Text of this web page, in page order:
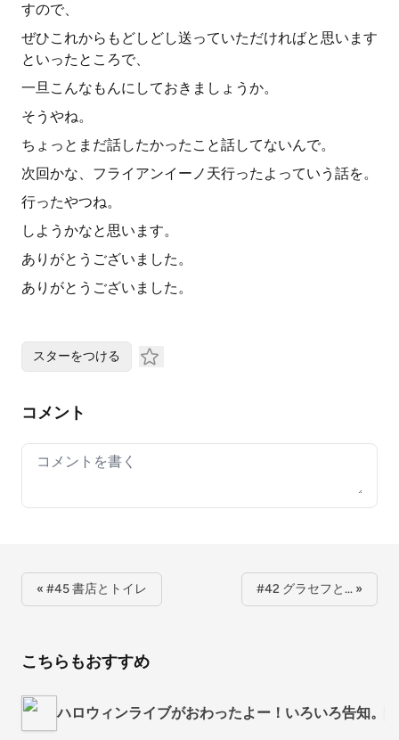
すので、
ぜひこれからもどしどし送っていただければと思います
といったところで、
一旦こんなもんにしておきましょうか。
そうやね。
ちょっとまだ話したかったこと話してないんで。
次回かな、フライアンイーノ天行ったよっていう話を。
行ったやつね。
しようかなと思います。
ありがとうございました。
ありがとうございました。
スターをつける
コメント
Your comment
« #45 書店とトイレ #42 グラセフと… »
こちらもおすすめ
ハロウィンライブがおわったよー！いろいろ告知。